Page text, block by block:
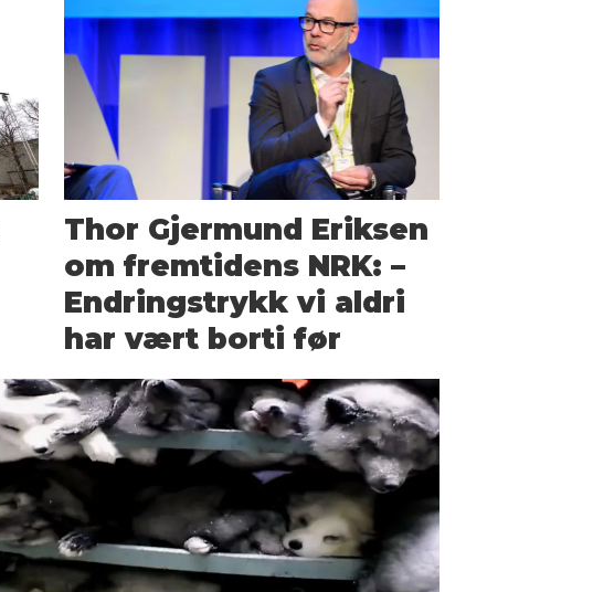
Thor Gjermund Eriksen
om fremtidens NRK: –
Endringstrykk vi aldri
har vært borti før